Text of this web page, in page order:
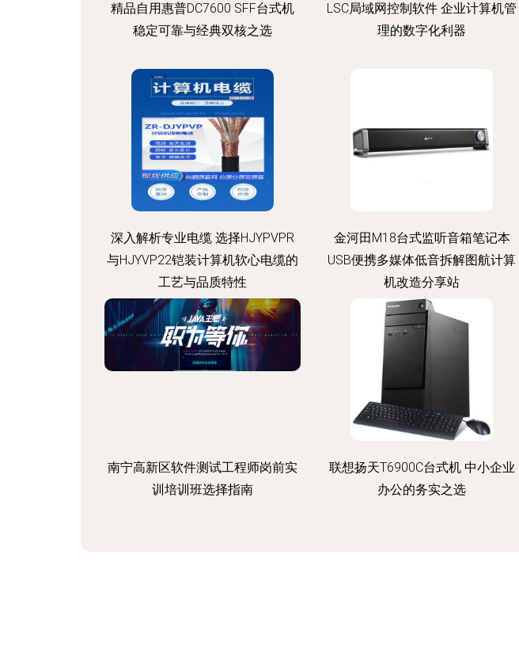
精品自用惠普DC7600 SFF台式机
稳定可靠与经典双核之选
LSC局域网控制软件 企业计算机管
理的数字化利器
深入解析专业电缆 选择HJYPVPR
与HJYVP22铠装计算机软心电缆的
工艺与品质特性
金河田M18台式监听音箱笔记本
USB便携多媒体低音拆解图航计算
机改造分享站
南宁高新区软件测试工程师岗前实
训培训班选择指南
联想扬天T6900C台式机 中小企业
办公的务实之选